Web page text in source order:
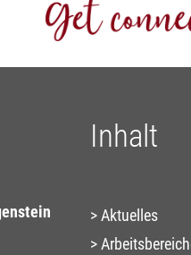
Inhalt
Aktuelles